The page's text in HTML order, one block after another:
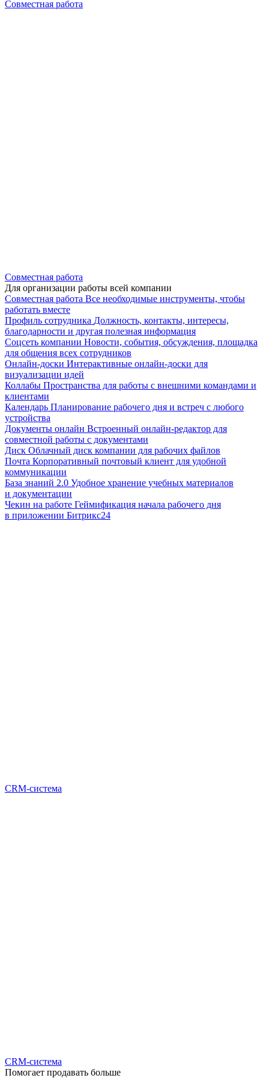
Совместная работа
Совместная работа
Для организации работы всей компании
Совместная работа Все необходимые инструменты, чтобы
работать вместе
Профиль сотрудника Должность, контакты, интересы,
благодарности и другая полезная информация
Соцсеть компании Новости, события, обсуждения, площадка
для общения всех сотрудников
Онлайн-доски Интерактивные онлайн-доски для
визуализации идей
Коллабы Пространства для работы с внешними командами и
клиентами
Календарь Планирование рабочего дня и встреч с любого
устройства
Документы онлайн Встроенный онлайн-редактор для
совместной работы с документами
Диск Облачный диск компании для рабочих файлов
Почта Корпоративный почтовый клиент для удобной
коммуникации
База знаний 2.0 Удобное хранение учебных материалов
и документации
Чекин на работе Геймификация начала рабочего дня
в приложении Битрикс24
CRM-система
CRM-система
Помогает продавать больше